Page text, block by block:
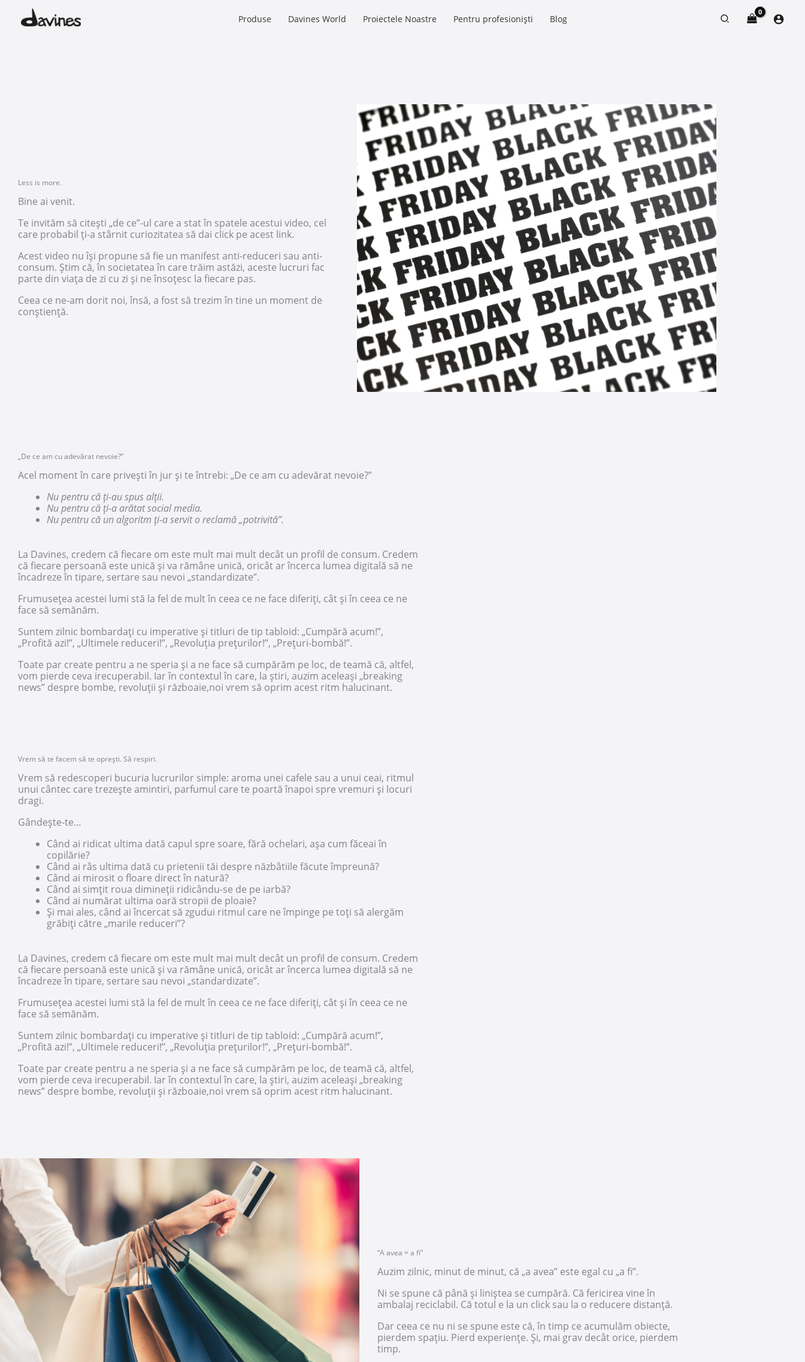
content
Produse Davines World Proiectele Noastre Pentru profesioniști Blog Search
Less is more.
Bine ai venit.
Te invităm să citești „de ce”-ul care a stat în spatele acestui video, cel
care probabil ți-a stârnit curiozitatea să dai click pe acest link.
Acest video nu își propune să fie un manifest anti-reduceri sau anti-
consum. Știm că, în societatea în care trăim astăzi, aceste lucruri fac
parte din viața de zi cu zi și ne însoțesc la fiecare pas.
Ceea ce ne-am dorit noi, însă, a fost să trezim în tine un moment de
conștiență.
„De ce am cu adevărat nevoie?”
Acel moment în care privești în jur și te întrebi: „De ce am cu adevărat nevoie?”
Nu pentru că ți-au spus alții.
Nu pentru că ți-a arătat social media.
Nu pentru că un algoritm ți-a servit o reclamă „potrivită”.
La Davines, credem că fiecare om este mult mai mult decât un profil de consum. Credem
că fiecare persoană este unică și va rămâne unică, oricât ar încerca lumea digitală să ne
încadreze în tipare, sertare sau nevoi „standardizate”.
Frumusețea acestei lumi stă la fel de mult în ceea ce ne face diferiți, cât și în ceea ce ne
face să semănăm.
Suntem zilnic bombardați cu imperative și titluri de tip tabloid: „Cumpără acum!”,
„Profită azi!”, „Ultimele reduceri!”, „Revoluția prețurilor!”, „Prețuri-bombă!”.
Toate par create pentru a ne speria și a ne face să cumpărăm pe loc, de teamă că, altfel,
vom pierde ceva irecuperabil. Iar în contextul în care, la știri, auzim aceleași „breaking
news” despre bombe, revoluții și războaie,noi vrem să oprim acest ritm halucinant.
Vrem să te facem să te oprești. Să respiri.
Vrem să redescoperi bucuria lucrurilor simple: aroma unei cafele sau a unui ceai, ritmul
unui cântec care trezește amintiri, parfumul care te poartă înapoi spre vremuri și locuri
dragi.
Gândește-te…
Când ai ridicat ultima dată capul spre soare, fără ochelari, așa cum făceai în
copilărie?
Când ai râs ultima dată cu prietenii tăi despre năzbâtiile făcute împreună?
Când ai mirosit o floare direct în natură?
Când ai simțit roua dimineții ridicându-se de pe iarbă?
Când ai numărat ultima oară stropii de ploaie?
Și mai ales, când ai încercat să zgudui ritmul care ne împinge pe toți să alergăm
grăbiți către „marile reduceri”?
La Davines, credem că fiecare om este mult mai mult decât un profil de consum. Credem
că fiecare persoană este unică și va rămâne unică, oricât ar încerca lumea digitală să ne
încadreze în tipare, sertare sau nevoi „standardizate”.
Frumusețea acestei lumi stă la fel de mult în ceea ce ne face diferiți, cât și în ceea ce ne
face să semănăm.
Suntem zilnic bombardați cu imperative și titluri de tip tabloid: „Cumpără acum!”,
„Profită azi!”, „Ultimele reduceri!”, „Revoluția prețurilor!”, „Prețuri-bombă!”.
Toate par create pentru a ne speria și a ne face să cumpărăm pe loc, de teamă că, altfel,
vom pierde ceva irecuperabil. Iar în contextul în care, la știri, auzim aceleași „breaking
news” despre bombe, revoluții și războaie,noi vrem să oprim acest ritm halucinant.
“A avea = a fi”
Auzim zilnic, minut de minut, că „a avea” este egal cu „a fi”.
Ni se spune că până și liniștea se cumpără. Că fericirea vine în
ambalaj reciclabil. Că totul e la un click sau la o reducere distanță.
Dar ceea ce nu ni se spune este că, în timp ce acumulăm obiecte,
pierdem spațiu. Pierd experiențe. Și, mai grav decât orice, pierdem
timp.